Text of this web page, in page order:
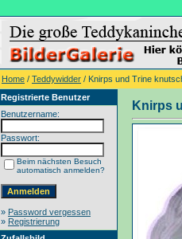
Home / Teddywidder / Knirps und Trine
Registrierte Benutzer
Benutzername:
Passwort:
Beim nächsten Besuch
automatisch anmelden?
» Password vergessen
» Registrierung
Knirps